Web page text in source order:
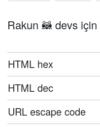
Rakun 🦝 devs için
HTML hex
HTML dec
URL escape code